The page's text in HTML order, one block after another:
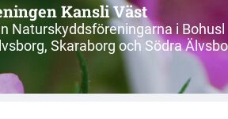
Länsförbund och kretsar
Engagera dig
Nätverk i Väst
Kansli Väst
Naturskyddsföreningarna i Bohusl
Skaraborg och Södra Älvsbo